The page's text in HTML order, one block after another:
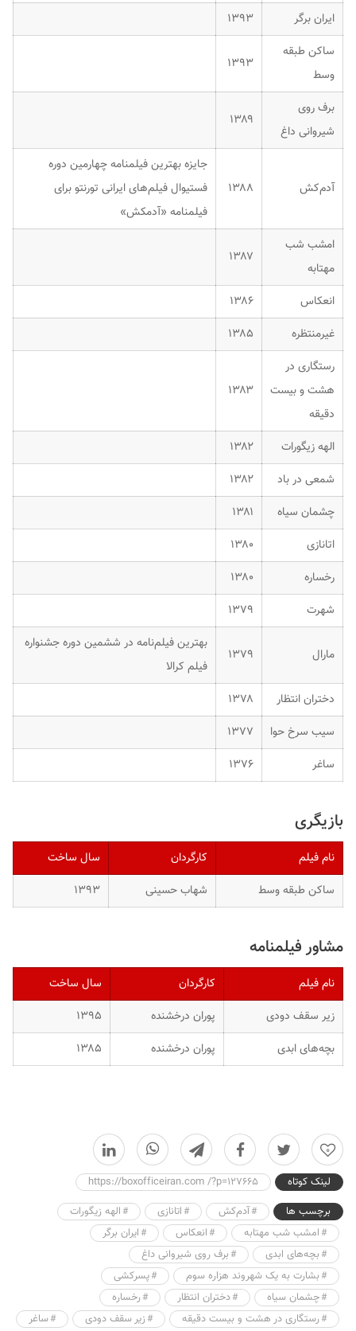
ایران برگر
۱۳۹۳
ساکن طبقه
وسط
۱۳۹۳
برف روی
شیروانی داغ
۱۳۸۹
آدم‌کش ۱۳۸۸
جایزه بهترین فیلمنامه چهارمین دوره
فستیوال فیلم‌های ایرانی تورنتو برای
فیلمنامه «آدمکش»
امشب شب
مهتابه
۱۳۸۷
انعکاس
۱۳۸۶
غیرمنتظره
۱۳۸۵
رستگاری در
هشت و بیست
دقیقه
۱۳۸۳
الهه زیگورات
۱۳۸۲
شمعی در باد
۱۳۸۲
چشمان سیاه
۱۳۸۱
اتانازی
۱۳۸۰
رخساره
۱۳۸۰
شهرت
۱۳۷۹
مارال ۱۳۷۹
بهترین فیلم‌نامه در ششمین دوره جشنواره
فیلم کرالا
دختران انتظار
۱۳۷۸
سیب سرخ حوا
۱۳۷۷
ساغر
۱۳۷۶
بازیگری
نام فیلم کارگردان
سال ساخت
ساکن طبقه وسط
شهاب حسینی ۱۳۹۳
مشاور فیلمنامه
نام فیلم کارگردان
سال ساخت
زیر سقف دودی
پوران درخشنده
۱۳۹۵
بچه‌های ابدی
پوران درخشنده ۱۳۸۵
0
لینک کوتاه
https://boxofficeiran.com /?p=127665
برچسب ها
آدم‌کش اتانازی
الهه زیگورات
امشب شب مهتابه
انعکاس
ایران برگر
بچه‌های ابدی
برف روی شیروانی داغ
بشارت به یک شهروند هزاره سوم
پسرکشی
چشمان سیاه
دختران انتظار
رخساره
رستگاری در هشت و بیست دقیقه
زیر سقف دودی
ساغر